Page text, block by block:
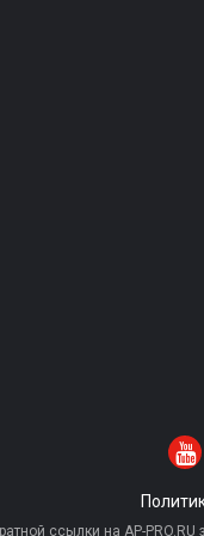
ссылки на AP-